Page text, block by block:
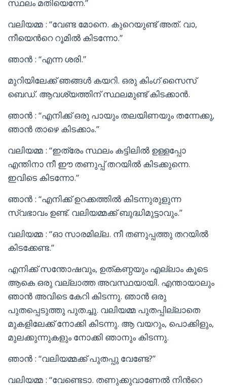
സ്ഥലം മതിയെന്നേ.”
വലിയമ്മ : “വേണ്ട മോനെ. കുറെയുണ്ട് അത്. വാ,
നീയെൻറെ റൂമിൽ കിടന്നോ.”
ഞാൻ : “എന്ന ശരി.”
മുറിയിലേക്ക് ഞങ്ങൾ കയറി. ഒരു കിംഗ് സൈസ്
ബെഡ്. ആവശ്യത്തിന് സ്ഥലമുണ്ട് കിടക്കാൻ.
ഞാൻ : “എനിക്ക് ഒരു പായും തലയിണയും തന്നേക്കു,
ഞാൻ താഴെ കിടക്കാം.”
വലിയമ്മ : “ഇത്രേം സ്ഥലം കട്ടിലിൽ ഉള്ളപ്പോ
എന്തിനാ നീ ഈ തണുപ്പ് തറയിൽ കിടക്കുന്നെ.
ഇവിടെ കിടന്നോ.”
ഞാൻ : “എനിക്ക് ഉറക്കത്തിൽ കിടന്നുരുളുന്ന
സ്വഭാവം ഉണ്ട്. വലിയമ്മക്ക് ബുദ്ധിമുട്ടാവും.”
വലിയമ്മ : “ഓ സാരമില്ല. നീ തണുപ്പത്തു തറയിൽ
കിടക്കേണ്ട.”
എനിക്ക് സന്തോഷവും, ഉത്കണ്ഠയും എല്ലാം കൂടെ
ആകെ ഒരു വല്ലാത്ത അവസ്ഥയായി. എന്തായാലും
ഞാൻ അവിടെ കേറി കിടന്നു. ഞാൻ ഒരു
പുതപ്പെടുത്തു പുതച്ചു. വലിയമ്മ പുതപ്പില്ലാതെ
മുകളിലേക്ക് നോക്കി കിടന്നു. ആ വയറും, പൊക്കിളും,
മുലക്കുന്നുകളും നോക്കി ഞാനും കിടന്നു.
ഞാൻ : “വലിയമ്മക്ക് പുതപ്പു വേണ്ടേ?”
വലിയമ്മ : “വേണ്ടെടാ. തണുക്കുവാണേൽ നിൻറെ